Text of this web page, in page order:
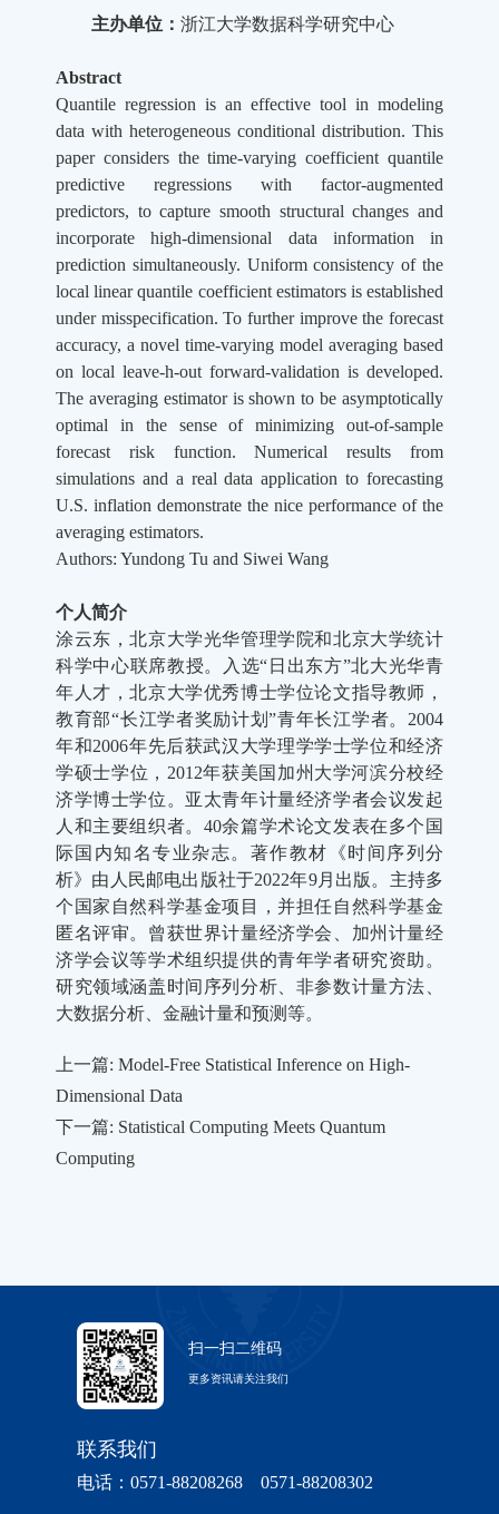
主办单位： 浙江大学数据科学研究中心
Abstract
Quantile regression is an effective tool in modeling
data with heterogeneous conditional distribution. This
paper considers the time-varying coefficient quantile
predictive regressions with factor-augmented
predictors, to capture smooth structural changes and
incorporate high-dimensional data information in
prediction simultaneously. Uniform consistency of the
local linear quantile coefficient estimators is established
under misspecification. To further improve the forecast
accuracy, a novel time-varying model averaging based
on local leave-h-out forward-validation is developed.
The averaging estimator is shown to be asymptotically
optimal in the sense of minimizing out-of-sample
forecast risk function. Numerical results from
simulations and a real data application to forecasting
U.S. inflation demonstrate the nice performance of the
averaging estimators.
Authors: Yundong Tu and Siwei Wang
个人简介
涂云东，北京大学光华管理学院和北京大学统计
科学中心联席教授。入选“日出东方”北大光华青
年人才，北京大学优秀博士学位论文指导教师，
教育部“长江学者奖励计划”青年长江学者。2004
年和2006年先后获武汉大学理学学士学位和经济
学硕士学位，2012年获美国加州大学河滨分校经
济学博士学位。亚太青年计量经济学者会议发起
人和主要组织者。40余篇学术论文发表在多个国
际国内知名专业杂志。著作教材《时间序列分
析》由人民邮电出版社于2022年9月出版。主持多
个国家自然科学基金项目，并担任自然科学基金
匿名评审。曾获世界计量经济学会、加州计量经
济学会议等学术组织提供的青年学者研究资助。
研究领域涵盖时间序列分析、非参数计量方法、
大数据分析、金融计量和预测等。
上一篇: Model-Free Statistical Inference on High-
Dimensional Data
下一篇: Statistical Computing Meets Quantum
Computing
扫一扫二维码
更多资讯请关注我们
联系我们
电话：0571-88208268 0571-88208302